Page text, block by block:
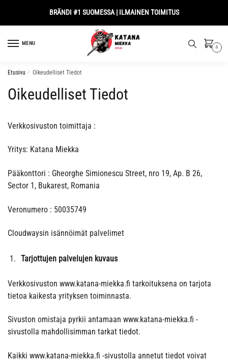
BRÄNDI #1 SUOMESSA | ILMAINEN TOIMITUS
MENU
0
Etusivu / Oikeudelliset Tiedot
Oikeudelliset Tiedot
Verkkosivuston toimittaja :
Yritys: Katana Miekka
Pääkonttori : Gheorghe Simionescu Street, nro 19, Ap. B 26,
Sector 1, Bukarest, Romania
Veronumero : 50035749
Cloudwaysin isännöimät palvelimet
Tarjottujen palvelujen kuvaus
Verkkosivuston www.katana-miekka.fi tarkoituksena on tarjota
tietoa kaikesta yrityksen toiminnasta.
Sivuston omistaja pyrkii antamaan www.katana-miekka.fi -
sivustolla mahdollisimman tarkat tiedot.
Kaikki www.katana-miekka.fi -sivustolla annetut tiedot voivat